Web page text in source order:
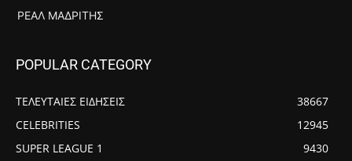
ΡΕΆΛ ΜΑΔΡΊΤΗΣ
POPULAR CATEGORY
ΤΕΛΕΥΤΑΙΕΣ ΕΙΔΗΣΕΙΣ
38667
CELEBRITIES
12945
SUPER LEAGUE 1
9430